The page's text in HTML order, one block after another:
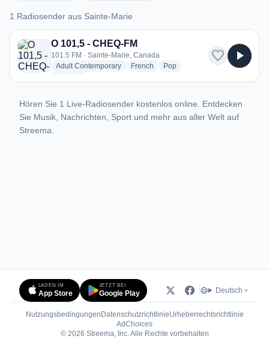
1 Radiosender aus Sainte-Marie
1 Radiosender aus Sainte-Marie
O 101,5 - CHEQ-FM
101.5 FM · Sainte-Marie, Canada
Adult Contemporaryradio stations
French radio stations
Popradio stations
favorite play_arrow
Hören Sie 1 Live-Radiosender kostenlos online. Entdecken
Sie Musik, Nachrichten, Sport und mehr aus aller Welt auf
Streema.
LADEN IM
App Store
JETZT BEI
Google Play Deutsch
Nutzungsbedingungen DatenschutzrichtlinieUrheberrechtsrichtlinie
AdChoices(öffnet in neuem Tab)
© 2026 Streema, Inc. Alle Rechte vorbehalten